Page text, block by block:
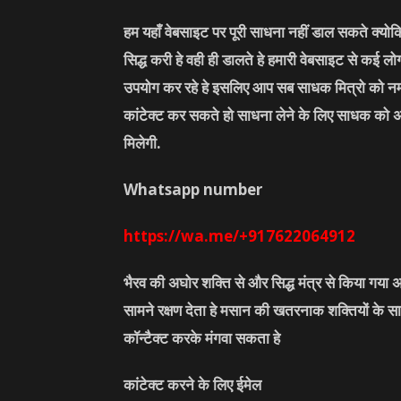
हम यहाँ वेबसाइट पर पूरी साधना नहीं डाल सकते
सिद्ध करी हे वही ही डालते हे हमारी वेबसाइट से कई
उपयोग कर रहे हे इसलिए आप सब साधक मित्रो को
कांटेक्ट कर सकते हो साधना लेने के लिए साधक को
मिलेगी.
Whatsapp number
https://wa.me/+917622064912
भैरव की अघोर शक्ति से और सिद्ध मंत्र से किया गया
सामने रक्षण देता हे मसान की खतरनाक शक्तियों के
कॉन्टैक्ट करके मंगवा सकता हे
कांटेक्ट करने के लिए ईमेल